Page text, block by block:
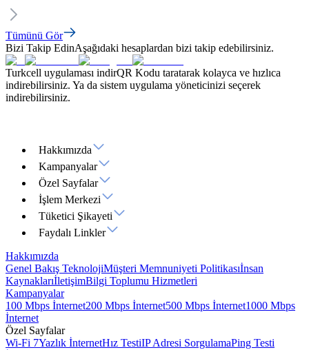
Tümünü Gör
Bizi Takip EdinAşağıdaki hesaplardan bizi takip edebilirsiniz.
Turkcell uygulaması indirQR Kodu taratarak kolayca ve hızlıca
indirebilirsiniz. Ya da sistem uygulama yöneticinizi seçerek
indirebilirsiniz.
Hakkımızda
Kampanyalar
Özel Sayfalar
İşlem Merkezi
Tüketici Şikayeti
Faydalı Linkler
Hakkımızda
Genel Bakış TeknolojiMüşteri Memnuniyeti Politikasıİnsan
KaynaklarıİletişimBilgi Toplumu Hizmetleri
Kampanyalar
100 Mbps İnternet200 Mbps İnternet500 Mbps İnternet1000 Mbps
İnternet
Özel Sayfalar
Wi-Fi 7Yazlık İnternetHız TestiIP Adresi SorgulamaPing Testi